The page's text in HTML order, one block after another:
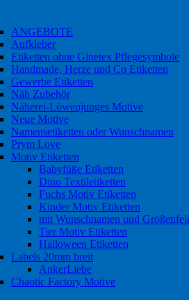
ANGEBOTE
Aufkleber
Etiketten ohne Ginetex Pflegesymbole
Handmade, Herze und Co Etiketten
Gewerbe Etiketten
Näh Zubehör
Näherei-Löwenjunges Motive
Neue Motive
Namensetiketten oder Wunschnamen
Prym Love
Motiv Etiketten
Babyfüße Etiketten
Dino Textiletiketten
Fuchs Motiv Etiketten
Kinder Motiv Etiketten
mit Wunschnamen und
Tier Motiv Etiketten
Halloween Etiketten
Labels 20mm breit
AnkerLiebe
Chaotic Factory Motive